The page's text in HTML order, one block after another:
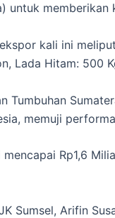
untuk memberikan
kali ini
Lada Hitam: 500
Tumbuhan
memuji
Rp1,6
Sumsel, Arifin